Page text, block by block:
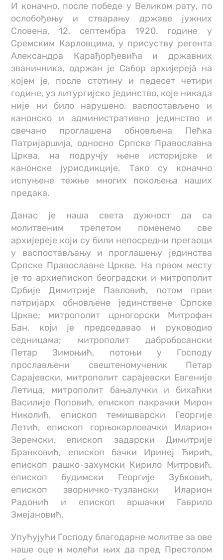
И коначно, после победе у Великом рату, по
ослобођењу и стварању државе јужних
Словена, 12. септембра 1920. године у
Сремским Карловцима, у присуству регента
Александра Карађорђевића и државних
званичника, одржан је Сабор архијерејâ на
којем је, после стотину и педесет четири
године, уз литургијско јединство, које никада
није ни било нарушено, васпостављено и
канонско и административно јединство и
свечано проглашена обновљена Пећка
Патријаршија, односно Српска Православна
Црква, на подручју њене историјске и
канонске јурисдикције. Тако су коначно
испуњене тежње многих покољења наших
предака.
Данас је наша света дужност да са
молитвеним трепетом поменемо све
архијереје који су били непосредни прегаоци
у васпостављању и проглашењу јединства
Српске Православне Цркве. На првом месту
је то архиепископ београдски и митрополит
Србије Димитрије Павловић, потом први
патријарх обновљене јединствене Српске
Цркве; митрополит црногорски Митрофан
Бан, који је председавао и руководио
седницама; митрополит дабробосански
Петар Зимоњић, потоњи у Господу
прослављени свештеномученик Петар
Сарајевски, митрополит сарајевски Евгеније
Летица, митрополит бањалучки и бихаћки
Василије Поповић, епископ пакрачки Мирон
Николић, епископ темишварски Георгије
Летић, епископ горњокарловачки Иларион
Зеремски, епископ задарски Димитрије
Бранковић, епископ бачки Иринеј Ћирић,
епископ рашко-захумски Кирило Митровић,
епископ будимски Георгије Зубковић,
епископ зворничко-тузлански Иларион
Радонић и епископ вршачки Гаврило
Змејановић.
Упућујући Господу благодарне молитве за ове
наше оце и молећи њих да пред Престолом